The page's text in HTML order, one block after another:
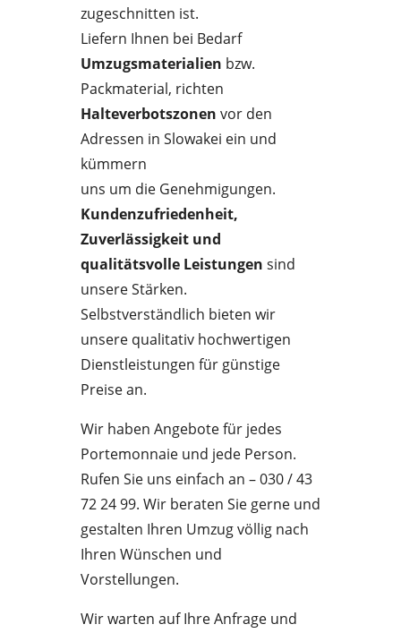
zugeschnitten ist.
Liefern Ihnen bei Bedarf
Umzugsmaterialien bzw.
Packmaterial, richten
Halteverbotszonen vor den
Adressen in Slowakei ein und
kümmern
uns um die Genehmigungen.
Kundenzufriedenheit,
Zuverlässigkeit und
qualitätsvolle Leistungen sind
unsere Stärken.
Selbstverständlich bieten wir
unsere qualitativ hochwertigen
Dienstleistungen für günstige
Preise an.
Wir haben Angebote für jedes
Portemonnaie und jede Person.
Rufen Sie uns einfach an – 030 / 43
72 24 99. Wir beraten Sie gerne und
gestalten Ihren Umzug völlig nach
Ihren Wünschen und
Vorstellungen.
Wir warten auf Ihre Anfrage und